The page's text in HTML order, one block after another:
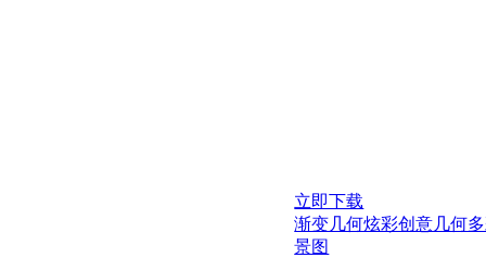
立即下载
渐变几何炫彩创意几何
景图